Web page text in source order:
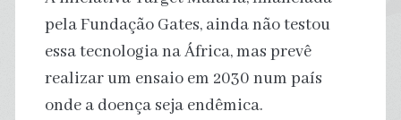
pela Fundação Gates, ainda não testou
essa tecnologia na África, mas prevê
realizar um ensaio em 2030 num país
onde a doença seja endêmica.